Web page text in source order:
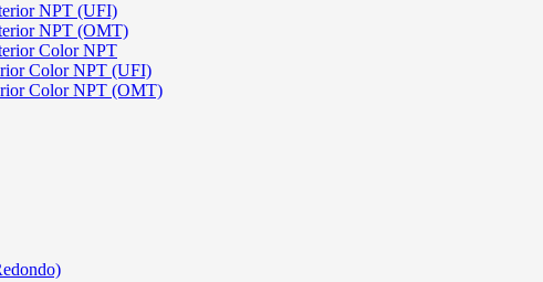
NPT (UFI)
NPT (OMT)
Color NPT
Color NPT (UFI)
Color NPT (OMT)